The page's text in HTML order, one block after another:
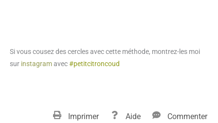
Si vous cousez des cercles avec cette méthode, montrez-les moi
sur instagramavec#petitcitroncoud
Imprimer Aide Commenter